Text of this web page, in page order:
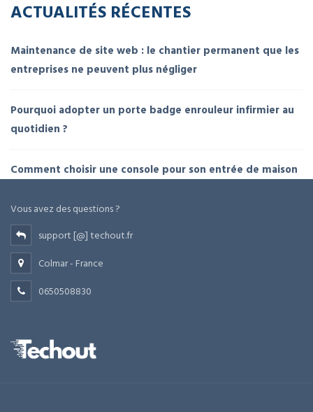
ACTUALITÉS RÉCENTES
Maintenance de site web : le chantier permanent que les
entreprises ne peuvent plus négliger
Pourquoi adopter un porte badge enrouleur infirmier au
quotidien ?
Comment choisir une console pour son entrée de maison
Vous avez des questions ?
support [@] techout.fr
Colmar - France
0650508830